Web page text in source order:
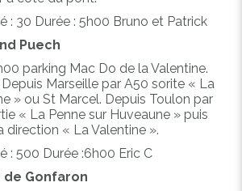
: 30 Durée : 5h00 Bruno et Patrick
Puech
parking Mac Do de la Valentine.
Marseille par A50 sorite « La
» ou St Marcel. Depuis Toulon par
« La Penne sur Huveaune » puis
direction « La Valentine ».
: 500 Durée :6h00 Eric C
de Gonfaron